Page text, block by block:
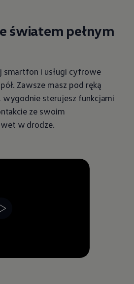
światem pełnym
i usługi cyfrowe
Zawsze masz pod ręką
sterujesz funkcjami
ze swoim
w drodze.